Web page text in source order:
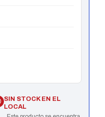
SIN STOCK EN EL
LOCAL